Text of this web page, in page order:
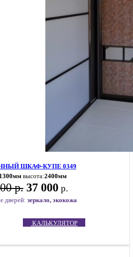
ШКАФ-КУПЕ 0349
1300мм высота:2400мм
р. 37 000 р.
дверей: зеркало, экокожа
КАЛЬКУЛЯТОР